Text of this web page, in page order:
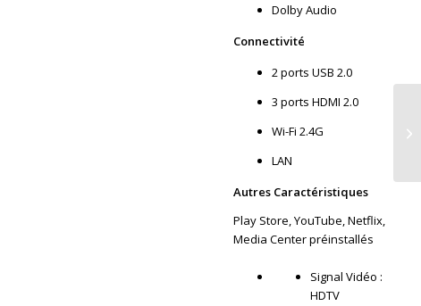
Dolby Audio
Connectivité
2 ports USB 2.0
3 ports HDMI 2.0
Wi-Fi 2.4G
LAN
Autres Caractéristiques
Play Store, YouTube, Netflix,
Media Center préinstallés
Signal Vidéo :
HDTV